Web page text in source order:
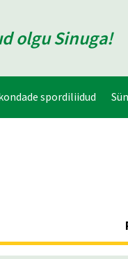
olgu Sinuga!
spordiliidud